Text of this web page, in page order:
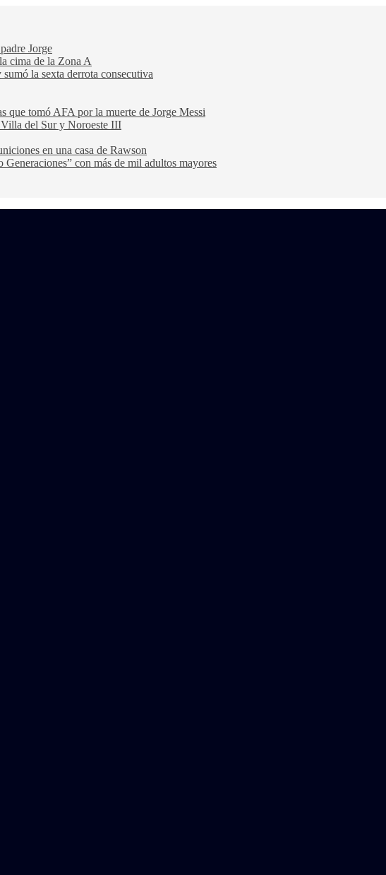
Jorge
cima de la Zona A
la sexta derrota consecutiva
que tomó AFA por la muerte de Jorge Messi
Villa del Sur y Noroeste III
en una casa de Rawson
con más de mil adultos mayores